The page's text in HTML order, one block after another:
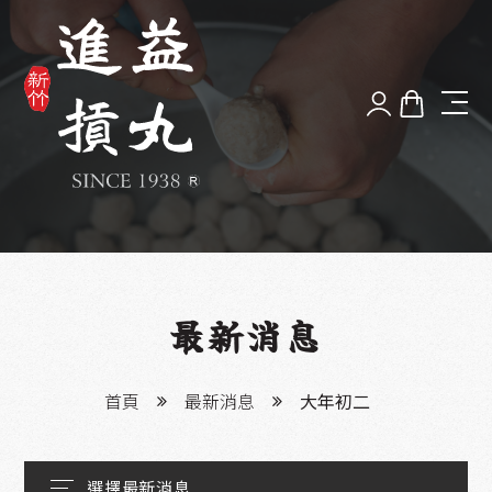
品牌故事
最新消息
服務據點
最新消息
首頁 最新消息 大年初二